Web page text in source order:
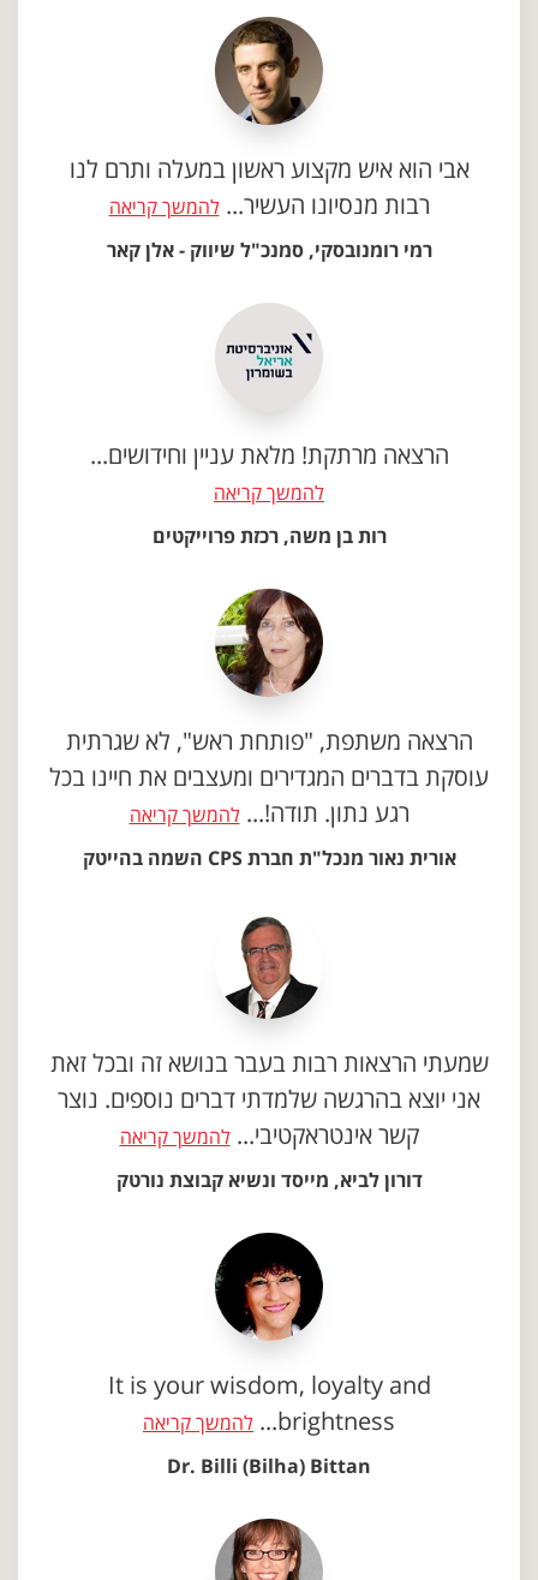
אבי הוא איש מקצוע ראשון במעלה ותרם לנו
רבות מנסיונו העשיר...להמשך קריאה
רמי רומנובסקי, סמנכ"ל שיווק - אלן קאר
הרצאה מרתקת! מלאת עניין וחידושים...
להמשך קריאה
רות בן משה, רכזת פרוייקטים
הרצאה משתפת, "פותחת ראש", לא שגרתית
עוסקת בדברים המגדירים ומעצבים את חיינו בכל
רגע נתון. תודה!...להמשך קריאה
אורית נאור מנכל"ת חברת CPS השמה בהייטק
שמעתי הרצאות רבות בעבר בנושא זה ובכל זאת
אני יוצא בהרגשה שלמדתי דברים נוספים. נוצר
קשר אינטראקטיבי...להמשך קריאה
דורון לביא, מייסד ונשיא קבוצת נורטק
It is your wisdom, loyalty and
brightness...
להמשך קריאה
Dr. Billi (Bilha) Bittan